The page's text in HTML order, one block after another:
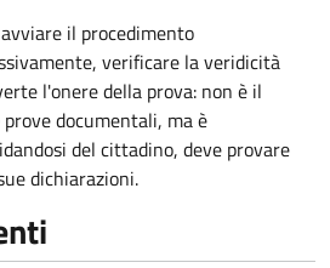
il procedimento
verificare la veridicità
l'onere della prova: non è il
documentali, ma è
del cittadino, deve provare
dichiarazioni.